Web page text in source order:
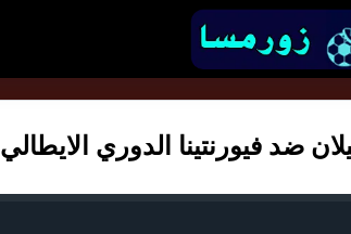
ضد فيورنتينا الدوري الايطالي 9:45